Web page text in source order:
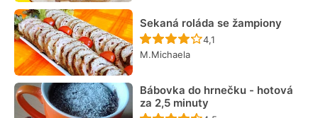
Sekaná roláda se žampiony
Recept ještě nebyl
4,1
M.Michaela
Bábovka do hrnečku - hotová
za 2,5 minuty